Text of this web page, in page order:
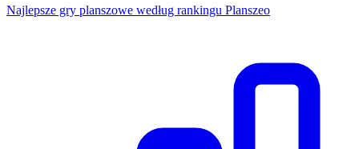
Najlepsze gry planszowe według rankingu Planszeo